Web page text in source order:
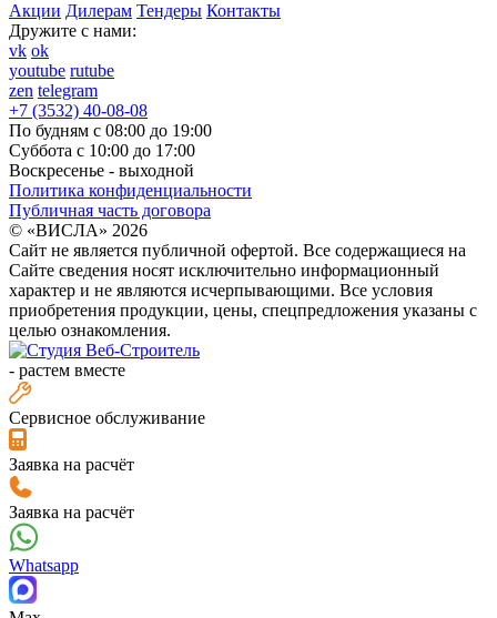
Акции Дилерам Тендеры Контакты
Дружите с нами:
vk ok
youtube rutube
zen telegram
+7 (3532) 40-08-08
По будням с 08:00 до 19:00
Суббота с 10:00 до 17:00
Воскресенье - выходной
Политика конфиденциальности
Публичная часть договора
© «ВИСЛА» 2026
Сайт не является публичной офертой. Все содержащиеся на
Сайте сведения носят исключительно информационный
характер и не являются исчерпывающими. Все условия
приобретения продукции, цены, спецпредложения указаны с
целью ознакомления.
- растем вместе
Сервисное обслуживание
Заявка на расчёт
Заявка на расчёт
Whatsapp